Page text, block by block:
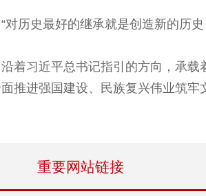
“对历史最好的继承就是创造新的历
沿着习近平总书记指引的方向，承
推进强国建设、民族复兴伟业筑
重要网站链接